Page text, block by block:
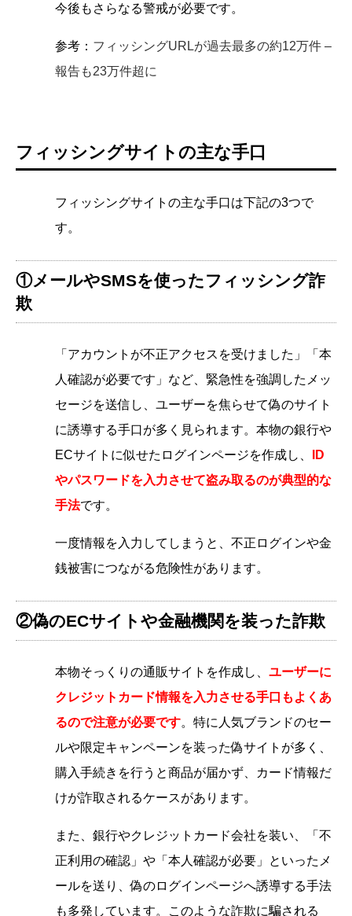
今後もさらなる警戒が必要です。
参考： フィッシングURLが過去最多の約12万件 –
報告も23万件超に
フィッシングサイトの主な手口
フィッシングサイトの主な手口は下記の3つで
す。
①メールやSMSを使ったフィッシング詐
欺
「アカウントが不正アクセスを受けました」「本
人確認が必要です」など、緊急性を強調したメッ
セージを送信し、ユーザーを焦らせて偽のサイト
に誘導する手口が多く見られます。本物の銀行や
ECサイトに似せたログインページを作成し、
ID
やパスワードを入力させて盗み取るのが典型的な
手法です。
一度情報を入力してしまうと、不正ログインや金
銭被害につながる危険性があります。
②偽のECサイトや金融機関を装った詐欺
本物そっくりの通販サイトを作成し、 ユーザーに
クレジットカード情報を入力させる手口もよくあ
るので注意が必要です。特に人気ブランドのセー
ルや限定キャンペーンを装った偽サイトが多く、
購入手続きを行うと商品が届かず、カード情報だ
けが詐取されるケースがあります。
また、銀行やクレジットカード会社を装い、「不
正利用の確認」や「本人確認が必要」といったメ
ールを送り、偽のログインページへ誘導する手法
も多発しています。このような詐欺に騙される